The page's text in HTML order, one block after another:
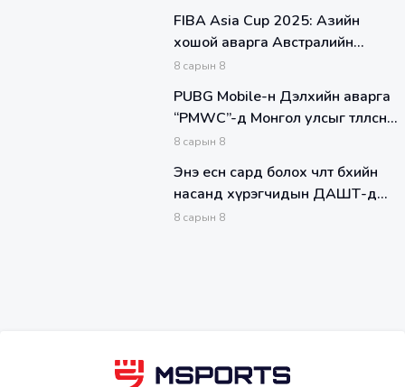
FIBA Asia Cup 2025: Азийн
хошой аварга Австралийн
шигшээ баг БНСУ-ыг 36
8 сарын 8
PUBG Mobile-н Дэлхийн аварга
“PMWC”-д Монгол улсыг төлөөлсөн
Alpha Gaming баг гуравдугаар
8 сарын 8
Энэ есөн сард болох чөлөөт бөхийн
насанд хүрэгчидын ДАШТ-д
оролцох тамирчид тодорлоо.
8 сарын 8